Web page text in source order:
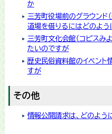
か
三芳町役場前のグラウンド
道場を借りるにはどのよ
三芳町文化会館（コピスみ
たいのですが
歴史民俗資料館のイベント
すが
その他
情報公開請求は、どのよう